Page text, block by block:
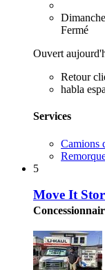
Fermé
Ouvert
Retour
habla
Services
Camions
5
Move It